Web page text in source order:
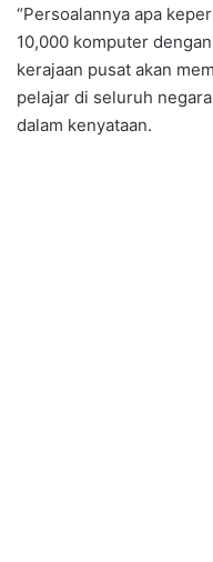
“Persoalannya apa
10,000 komputer
kerajaan pusat akan
pelajar di seluruh
dalam kenyataan.